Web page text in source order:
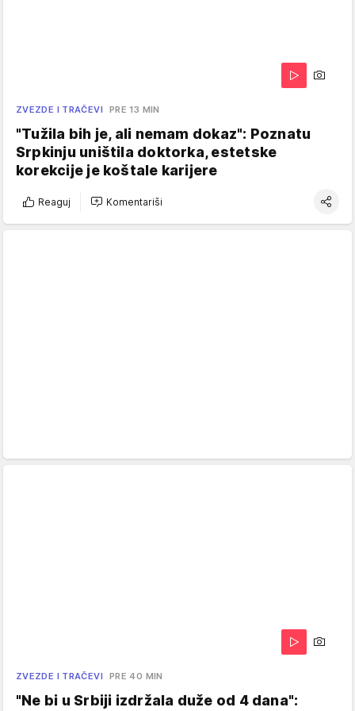
ZVEZDE I TRAČEVI PRE 13 MIN
"Tužila bih je, ali nemam dokaz": Poznatu
Srpkinju uništila doktorka, estetske
korekcije je koštale karijere
Reaguj Komentariši
ZVEZDE I TRAČEVI PRE 40 MIN
"Ne bi u Srbiji izdržala duže od 4 dana":